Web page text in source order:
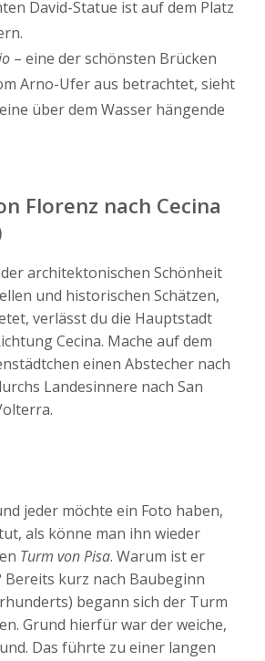
David-Statue ist auf dem Platz
– eine der schönsten Brücken
Arno-Ufer aus betrachtet, sieht
über dem Wasser hängende
Florenz nach Cecina
architektonischen Schönheit
und historischen Schätzen,
verlässt du die Hauptstadt
Cecina. Mache auf dem
einen Abstecher nach
Landesinnere nach San
jeder möchte ein Foto haben,
als könne man ihn wieder
Turm von Pisa. Warum ist er
Bereits kurz nach Baubeginn
begann sich der Turm
Grund hierfür war der weiche,
Das führte zu einer langen